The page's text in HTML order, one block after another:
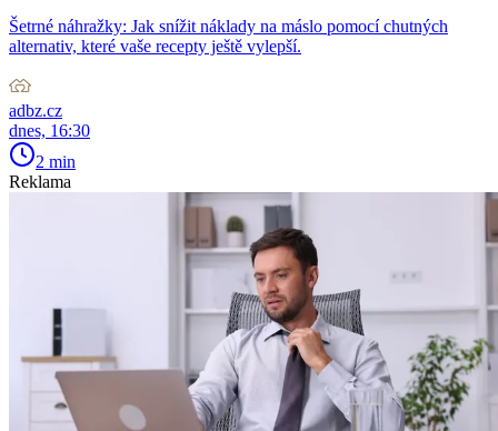
Šetrné náhražky: Jak snížit náklady na máslo pomocí chutných
alternativ, které vaše recepty ještě vylepší.
adbz.cz
dnes, 16:30
2 min
Reklama